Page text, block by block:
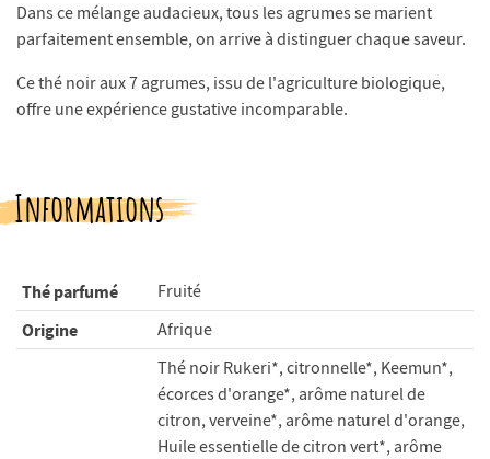
Dans ce mélange audacieux, tous les agrumes se marient
parfaitement ensemble, on arrive à distinguer chaque saveur.
Ce thé noir aux 7 agrumes, issu de l'agriculture biologique,
offre une expérience gustative incomparable.
Informations
Thé parfumé
Fruité
Origine
Afrique
Thé noir Rukeri*, citronnelle*, Keemun*,
écorces d'orange*, arôme naturel de
citron, verveine*, arôme naturel d'orange,
Huile essentielle de citron vert*, arôme